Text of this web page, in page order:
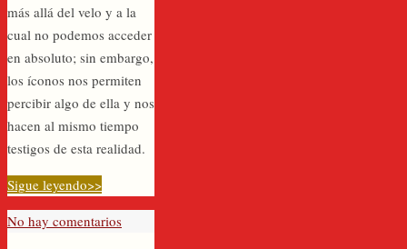
más allá del velo y a la
cual no podemos acceder
en absoluto; sin embargo,
los íconos nos permiten
percibir algo de ella y nos
hacen al mismo tiempo
testigos de esta realidad.
Sigue leyendo>>
No hay comentarios